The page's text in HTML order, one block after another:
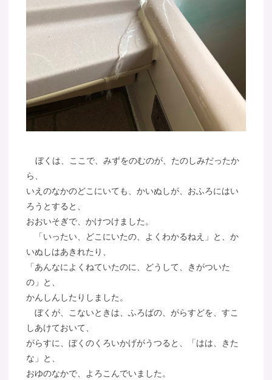
ぼくは、ここで、みずをのむのが、たのしみだったか
ら、
いえのなかのどこにいても、かいぬしが、おふろにはい
ろうとすると、
おおいそぎで、かけつけました。
「いったい、どこにいたの、よくわかるねえ」と、か
いぬしはあきれたり、
「あんなによくねていたのに、どうして、きがついた
の」と、
かんしんしたりしました。
ぼくが、こないときは、ふろばの、がらすどを、すこ
しあけておいて、
がらすに、ぼくのくろいかげがうつると、「はは、きた
な」と、
おゆのなかで、よろこんでいました。